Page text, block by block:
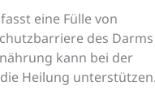
eine Fülle von
des Darms
kann bei der
Heilung unterstützen.